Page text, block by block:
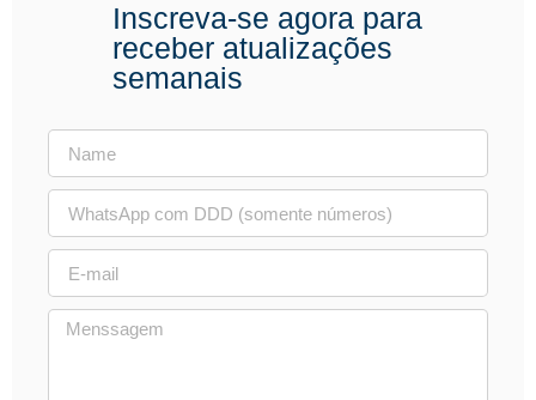
Inscreva-se agora para
receber atualizações
semanais